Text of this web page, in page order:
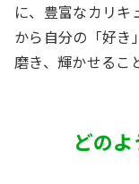
に、豊富なカリキ
から自分の「好き
磨き、輝かせるこ
どの